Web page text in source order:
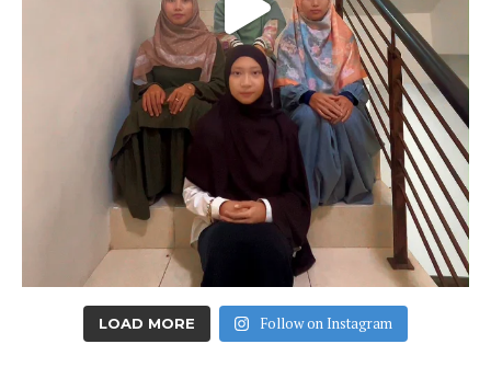
LOAD MORE Follow on Instagram